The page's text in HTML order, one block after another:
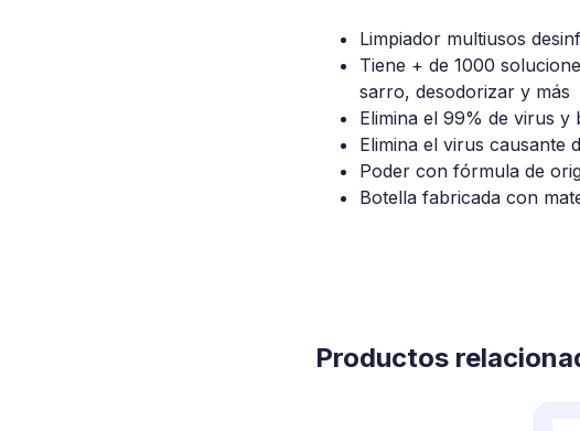
Limpiador multiusos
Tiene + de 1000
sarro, desodorizar y más
Elimina el 99% de virus y
Elimina el virus causante
Poder con fórmula de
Botella fabricada con
Productos